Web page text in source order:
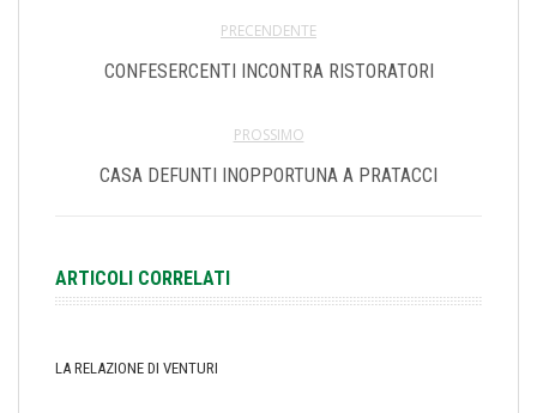
PRECENDENTE
CONFESERCENTI INCONTRA RISTORATORI
PROSSIMO
CASA DEFUNTI INOPPORTUNA A PRATACCI
ARTICOLI CORRELATI
LA RELAZIONE DI VENTURI